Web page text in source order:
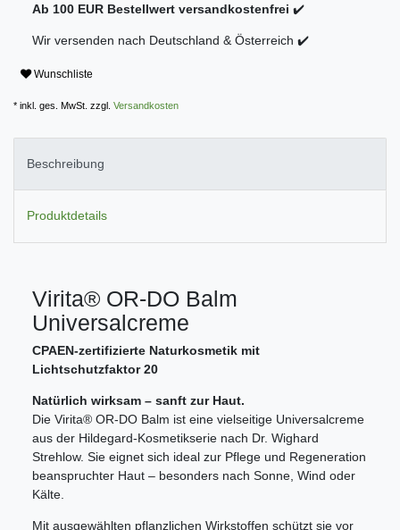
Ab 100 EUR Bestellwert versandkostenfrei ✔️
Wir versenden nach Deutschland & Österreich ✔️
Wunschliste
* inkl. ges. MwSt. zzgl. Versandkosten
Beschreibung
Produktdetails
Virita® OR-DO Balm
Universalcreme
CPAEN-zertifizierte Naturkosmetik mit
Lichtschutzfaktor 20
Natürlich wirksam – sanft zur Haut.
Die Virita® OR-DO Balm ist eine vielseitige Universalcreme
aus der Hildegard-Kosmetikserie nach Dr. Wighard
Strehlow. Sie eignet sich ideal zur Pflege und Regeneration
beanspruchter Haut – besonders nach Sonne, Wind oder
Kälte.
Mit ausgewählten pflanzlichen Wirkstoffen schützt sie vor